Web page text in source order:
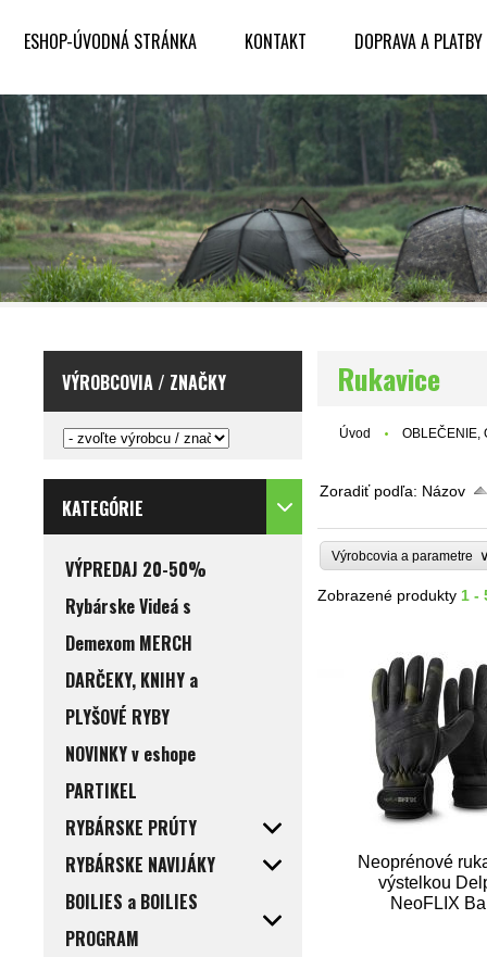
ESHOP-ÚVODNÁ STRÁNKA KONTAKT DOPRAVA A PLATBY
VÝROBCOVIA / ZNAČKY
KATEGÓRIE
VÝPREDAJ 20-50%
Rybárske Videá s
Demexom MERCH
DARČEKY, KNIHY a
PLYŠOVÉ RYBY
NOVINKY v eshope
PARTIKEL
RYBÁRSKE PRÚTY
RYBÁRSKE NAVIJÁKY
BOILIES a BOILIES
PROGRAM
Rukavice
Úvod OBLEČENIE,
Zoradiť podľa: Názov
Výrobcovia a parametre
Zobrazené produkty 1 -
Neoprénové
výstelkou
NeoFLIX